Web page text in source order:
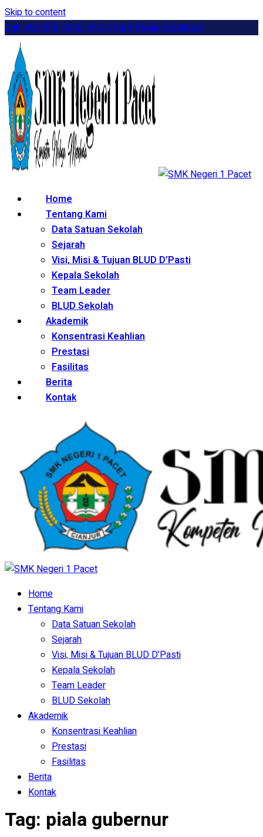
Skip to content
Call: +62 878-7030-3913 (Staff Public Relations)
Home
Tentang Kami
Data Satuan Sekolah
Sejarah
Visi, Misi & Tujuan BLUD D’Pasti
Kepala Sekolah
Team Leader
BLUD Sekolah
Akademik
Konsentrasi Keahlian
Prestasi
Fasilitas
Berita
Kontak
Home
Tentang Kami
Data Satuan Sekolah
Sejarah
Visi, Misi & Tujuan BLUD D’Pasti
Kepala Sekolah
Team Leader
BLUD Sekolah
Akademik
Konsentrasi Keahlian
Prestasi
Fasilitas
Berita
Kontak
Tag: piala gubernur